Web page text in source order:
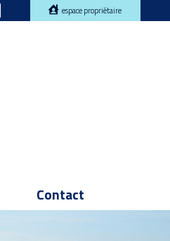
espace propriétaire
Contact